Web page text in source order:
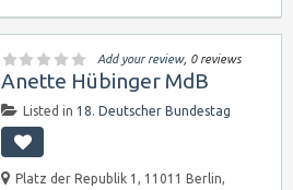
Add your review, 0 reviews
Anette Hübinger MdB
Listed in 18. Deutscher Bundestag
Platz der Republik 1, 11011 Berlin,